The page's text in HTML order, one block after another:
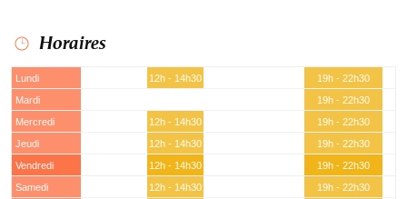
Horaires
Lundi 12h - 14h30
19h - 22h30
Mardi
19h - 22h30
Mercredi
12h - 14h30
19h - 22h30
Jeudi
12h - 14h30
19h - 22h30
Vendredi
12h - 14h30
19h - 22h30
Samedi
12h - 14h30
19h - 22h30